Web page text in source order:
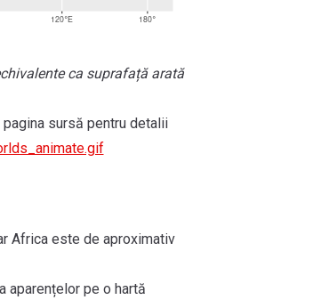
ca suprafață arată
sursă pentru detalii
Africa este de aproximativ
aparențelor pe o hartă